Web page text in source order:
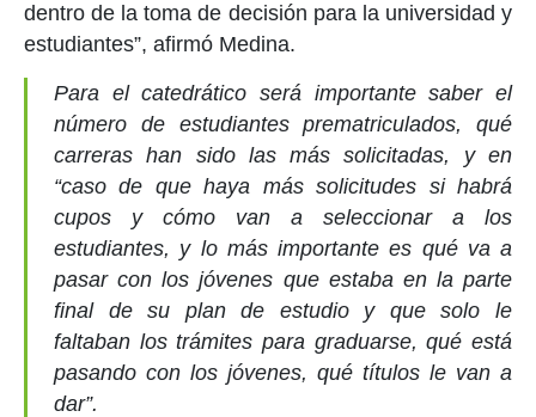
dentro de la toma de decisión para la universidad y
estudiantes”, afirmó Medina.
Para el catedrático será importante saber el
número de estudiantes prematriculados, qué
carreras han sido las más solicitadas, y en
“caso de que haya más solicitudes si habrá
cupos y cómo van a seleccionar a los
estudiantes, y lo más importante es qué va a
pasar con los jóvenes que estaba en la parte
final de su plan de estudio y que solo le
faltaban los trámites para graduarse, qué está
pasando con los jóvenes, qué títulos le van a
dar”.